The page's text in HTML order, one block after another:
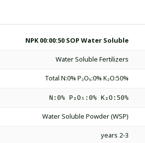
NPK 00:00:50 SOP Water Soluble
Water Soluble Fertilizers
Total N:0% P₂O₅:0% K₂O:50%
N:0% P₂O₅:0% K₂O:50%
Water Soluble Powder (WSP)
2-3 years